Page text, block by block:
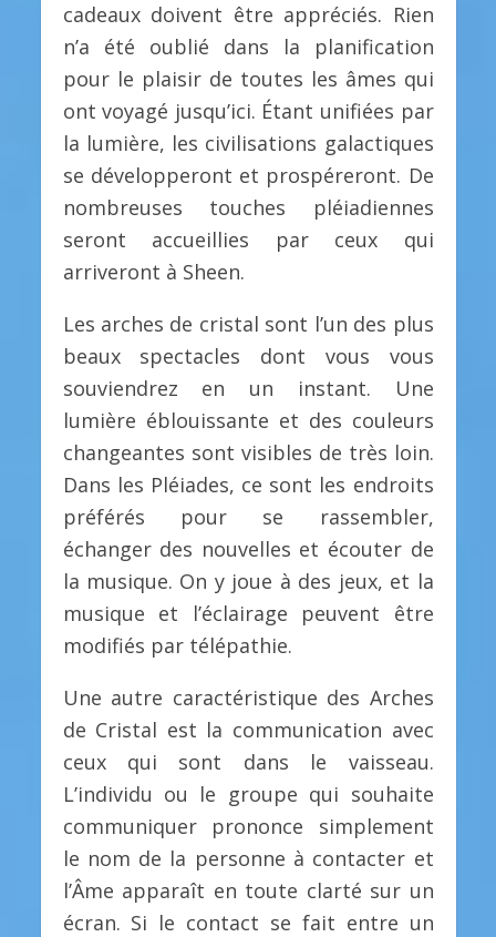
cadeaux doivent être appréciés. Rien
n’a été oublié dans la planification
pour le plaisir de toutes les âmes qui
ont voyagé jusqu’ici. Étant unifiées par
la lumière, les civilisations galactiques
se développeront et prospéreront. De
nombreuses touches pléiadiennes
seront accueillies par ceux qui
arriveront à Sheen.
Les arches de cristal sont l’un des plus
beaux spectacles dont vous vous
souviendrez en un instant. Une
lumière éblouissante et des couleurs
changeantes sont visibles de très loin.
Dans les Pléiades, ce sont les endroits
préférés pour se rassembler,
échanger des nouvelles et écouter de
la musique. On y joue à des jeux, et la
musique et l’éclairage peuvent être
modifiés par télépathie.
Une autre caractéristique des Arches
de Cristal est la communication avec
ceux qui sont dans le vaisseau.
L’individu ou le groupe qui souhaite
communiquer prononce simplement
le nom de la personne à contacter et
l’Âme apparaît en toute clarté sur un
écran. Si le contact se fait entre un